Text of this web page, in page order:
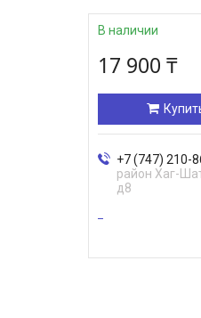
В наличии
17 900 ₸
+7 (747) 210-
район Хаг-
д8